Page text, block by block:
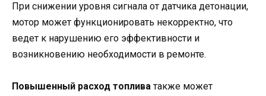
При снижении уровня сигнала от датчика детонации,
мотор может функционировать некорректно, что
ведет к нарушению его эффективности и
возникновению необходимости в ремонте.
Повышенный расход топлива также может